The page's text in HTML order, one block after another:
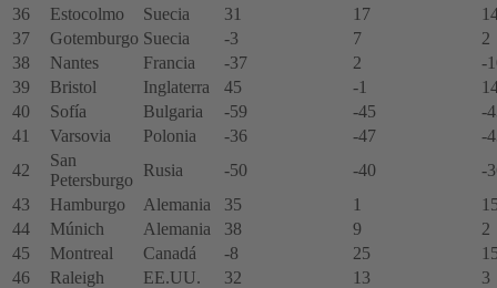
36
Estocolmo Suecia 31 17
37
Gotemburgo Suecia -3 7
2
38
Nantes Francia -37 2
-
39
Bristol Inglaterra 45 -1
40
Sofía Bulgaria -59 -45
-
41
Varsovia Polonia -36 -47
-
42
San
Petersburgo
Rusia -50 -40
-
43
Hamburgo Alemania 35 1
44
Múnich Alemania 38 9
2
45
Montreal Canadá -8 25
46
Raleigh EE.UU. 32 13
3